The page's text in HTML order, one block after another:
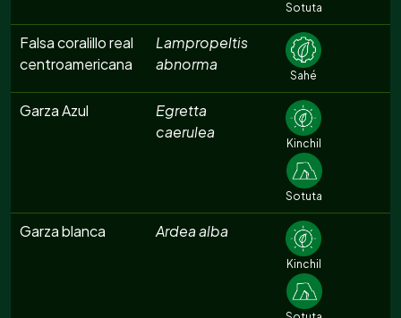
Sotuta
Falsa coralillo real
centroamericana
Lampropeltis
abnorma
Sahé
Garza Azul
Egretta
caerulea
Kinchil
Sotuta
Garza blanca Ardea alba
Kinchil